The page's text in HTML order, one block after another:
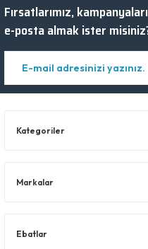
Fırsatlarımız,
e-posta almak ister
Kategoriler
Markalar
Ebatlar